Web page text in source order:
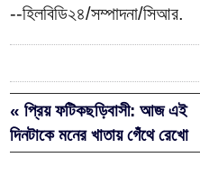
--হিলবিডি২৪/সম্পাদনা/সিআর.
« প্রিয় ফটিকছড়িবাসী: আজ এই
দিনটাকে মনের খাতায় গেঁথে রেখো